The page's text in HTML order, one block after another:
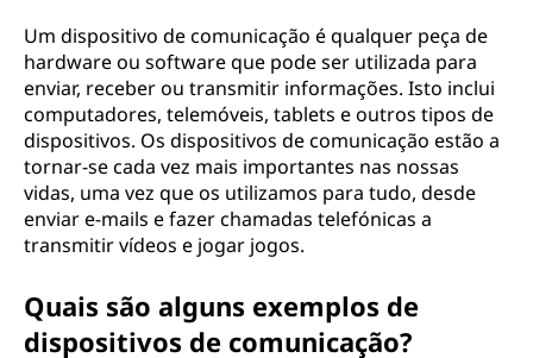
Um dispositivo de comunicação é qualquer peça de
hardware ou software que pode ser utilizada para
enviar, receber ou transmitir informações. Isto inclui
computadores, telemóveis, tablets e outros tipos de
dispositivos. Os dispositivos de comunicação estão a
tornar-se cada vez mais importantes nas nossas
vidas, uma vez que os utilizamos para tudo, desde
enviar e-mails e fazer chamadas telefónicas a
transmitir vídeos e jogar jogos.
Quais são alguns exemplos de
dispositivos de comunicação?